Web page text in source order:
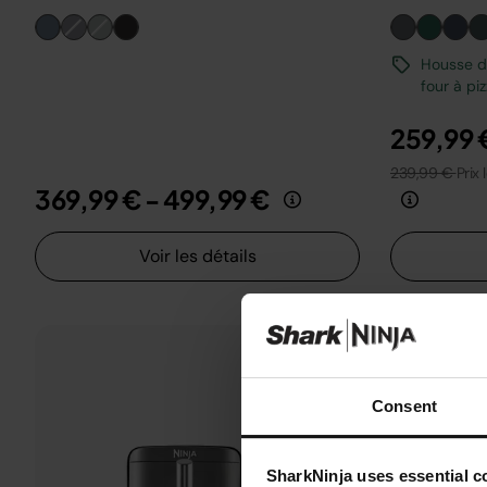
Consent
SharkNinja uses essential
369,99 € - 499,99 €
Voir les détails
Housse
four à
259,99
239,99 €Prix